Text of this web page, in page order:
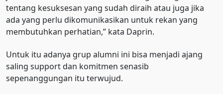
tentang kesuksesan yang sudah diraih atau juga jika
ada yang perlu dikomunikasikan untuk rekan yang
membutuhkan perhatian,” kata Daprin.
Untuk itu adanya grup alumni ini bisa menjadi ajang
saling support dan komitmen senasib
sepenanggungan itu terwujud.